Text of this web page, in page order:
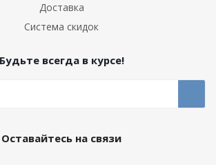
Доставка
Система скидок
Будьте всегда в курсе!
Оставайтесь на связи